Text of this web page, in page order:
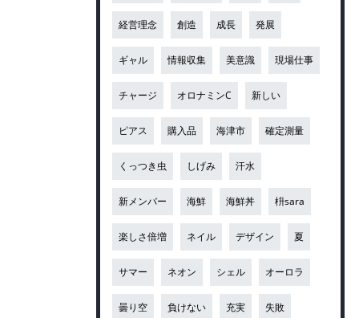
経営理念 創造 成長 発展
ギャル 情報収集 美意識 現場仕事
チャージ オロナミンC 新しい
ピアス 購入品 海津市 確定測量
くっつき虫 しげみ 汗水
新メンバー 海鮮 海鮮丼 枡sara
楽しさ倍増 ネイル デザイン 夏
サマー ネオン シェル オーロラ
曇り空 負けない 充実 失敗